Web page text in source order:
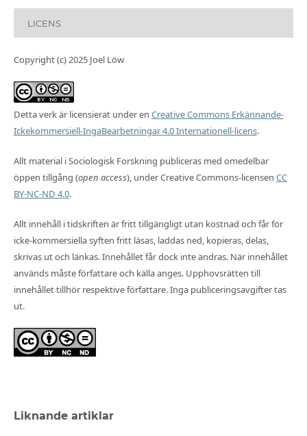
LICENS
Copyright (c) 2025 Joel Löw
Detta verk är licensierat under en Creative Commons Erkännande-
Ickekommersiell-IngaBearbetningar 4.0 Internationell-licens.
Allt material i Sociologisk Forskning publiceras med omedelbar
öppen tillgång (open access), under Creative Commons-licensen CC
BY-NC-ND 4.0.
Allt innehåll i tidskriften är fritt tillgängligt utan kostnad och får för
icke-kommersiella syften fritt läsas, laddas ned, kopieras, delas,
skrivas ut och länkas. Innehållet får dock inte ändras. När innehållet
används måste författare och källa anges. Upphovsrätten till
innehållet tillhör respektive författare. Inga publiceringsavgifter tas
ut.
Liknande artiklar